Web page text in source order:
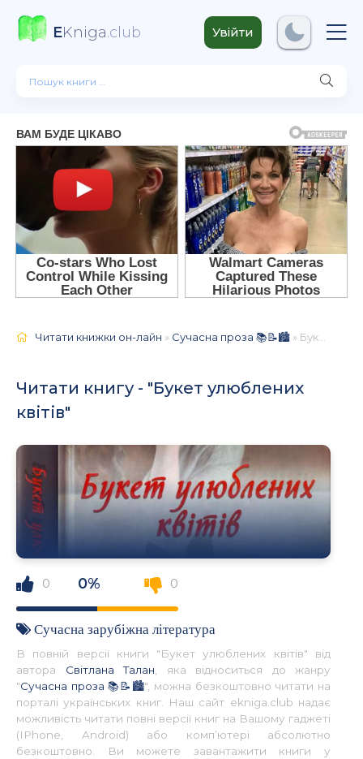
EKniga.club Увійти
Читати книжки он-лайн » Сучасна проза 📚📝🏙️ » Букет улюблених квітів
Читати книгу - "Букет улюблених
квітів"
0 0% 0
Сучасна зарубіжна література
В повній версії книги "Букет улюблених квітів" від
автора Світлана Талан , яка відноситься до жанру
"Сучасна проза 📚📝🏙️", можна безкоштовно читати на
порталі українських книг. Наш сайт ekniga.club надає
можливість читати повні версії книг на Вашому гаджеті
(IPhone, Android) або комп’ютері абсолютно
безкоштовно. Ви можете завантажити книги у